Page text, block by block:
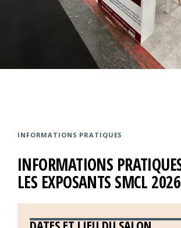
INFORMATIONS PRATIQUES
INFORMATIONS
LES EXPOSANTS SMCL 2026